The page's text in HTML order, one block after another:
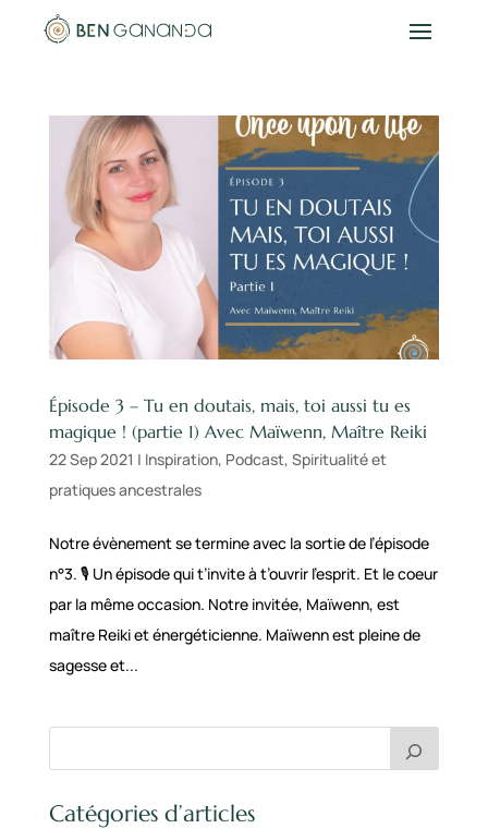
Épisode 3 – Tu en doutais, mais, toi aussi tu es
magique ! (partie 1) Avec Maïwenn, Maître Reiki
22 Sep 2021 | Inspiration, Podcast, Spiritualité et
pratiques ancestrales
Notre évènement se termine avec la sortie de l’épisode
n°3. 🎙 Un épisode qui t’invite à t’ouvrir l’esprit. Et le coeur
par la même occasion. Notre invitée, Maïwenn, est
maître Reiki et énergéticienne. Maïwenn est pleine de
sagesse et...
Catégories d’articles